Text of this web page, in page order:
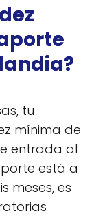
tu
mínima de
entrada al
está a
meses, es